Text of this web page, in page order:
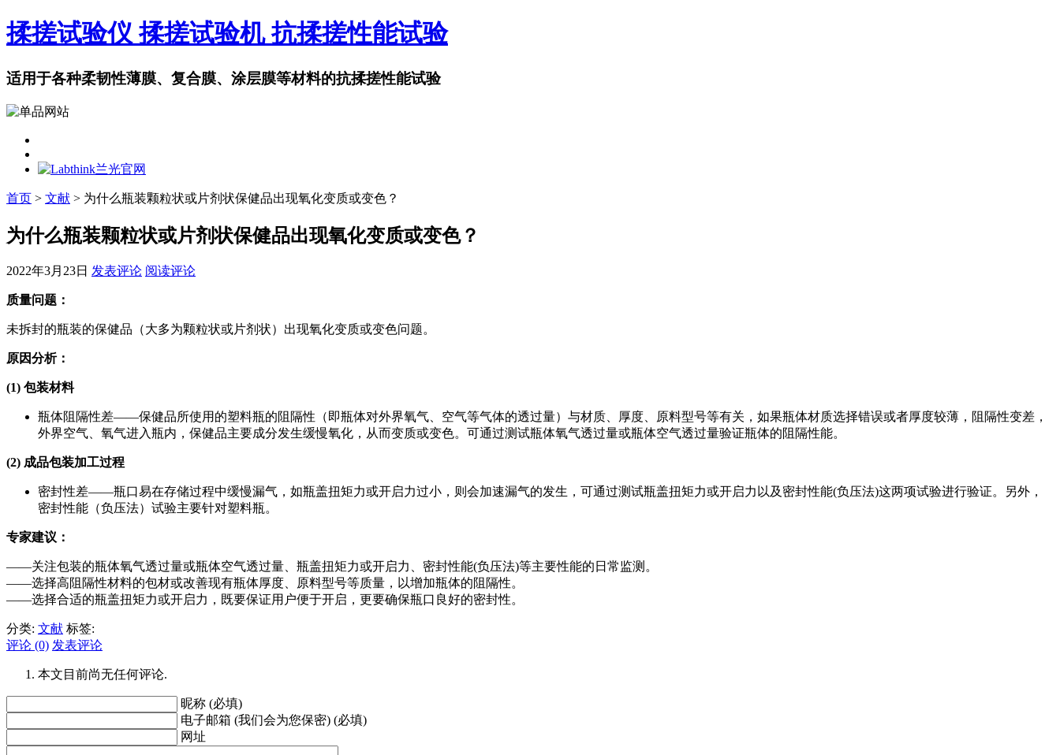
揉搓试验仪 揉搓试验机 抗揉搓性能试验
适用于各种柔韧性薄膜、复合膜、涂层膜等材料的抗揉搓性能试验
首页 > 文献 > 为什么瓶装颗粒状或片剂状保健品出现氧化变质或变色？
为什么瓶装颗粒状或片剂状保健品出现氧化变质或变色？
2022年3月23日 发表评论 阅读评论
质量问题：
未拆封的瓶装的保健品（大多为颗粒状或片剂状）出现氧化变质或变色问题。
原因分析：
(1) 包装材料
瓶体阻隔性差——保健品所使用的塑料瓶的阻隔性（即瓶体对外界氧气、空气等气体的透过量）与材质、厚度、原料型号等有关，如果瓶体材质选择错误或者厚度较薄，阻隔性变差，
外界空气、氧气进入瓶内，保健品主要成分发生缓慢氧化，从而变质或变色。可通过测试瓶体氧气透过量或瓶体空气透过量验证瓶体的阻隔性能。
(2) 成品包装加工过程
密封性差——瓶口易在存储过程中缓慢漏气，如瓶盖扭矩力或开启力过小，则会加速漏气的发生，可通过测试瓶盖扭矩力或开启力以及密封性能(负压法)这两项试验进行验证。另外，
密封性能（负压法）试验主要针对塑料瓶。
专家建议：
——关注包装的瓶体氧气透过量或瓶体空气透过量、瓶盖扭矩力或开启力、密封性能(负压法)等主要性能的日常监测。
——选择高阻隔性材料的包材或改善现有瓶体厚度、原料型号等质量，以增加瓶体的阻隔性。
——选择合适的瓶盖扭矩力或开启力，既要保证用户便于开启，更要确保瓶口良好的密封性。
分类: 文献 标签:
评论 (0) 发表评论
本文目前尚无任何评论.
昵称 (必填)
电子邮箱 (我们会为您保密) (必填)
网址